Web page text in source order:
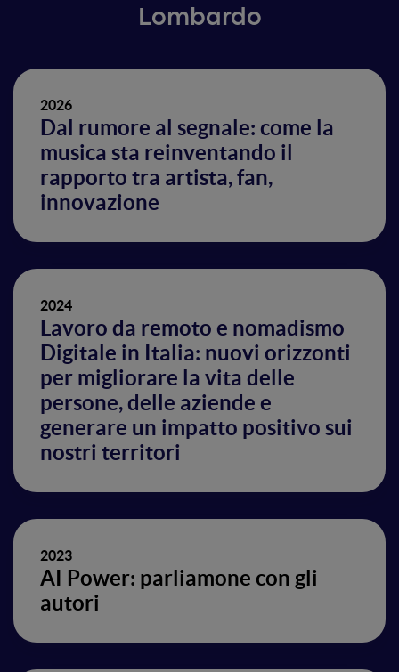
Lombardo
2026
Dal rumore al segnale: come la
musica sta reinventando il
rapporto tra artista, fan,
innovazione
2024
Lavoro da remoto e nomadismo
Digitale in Italia: nuovi orizzonti
per migliorare la vita delle
persone, delle aziende e
generare un impatto positivo sui
nostri territori
2023
AI Power: parliamone con gli
autori